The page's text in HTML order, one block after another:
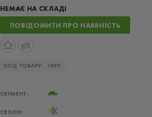
НЕМАЄ НА СКЛАДІ
ПОВІДОМИТИ ПРО НАЯВНІСТЬ
КОД ТОВАРУ: 19011
СЕГМЕНТ:
СЕЗОН: